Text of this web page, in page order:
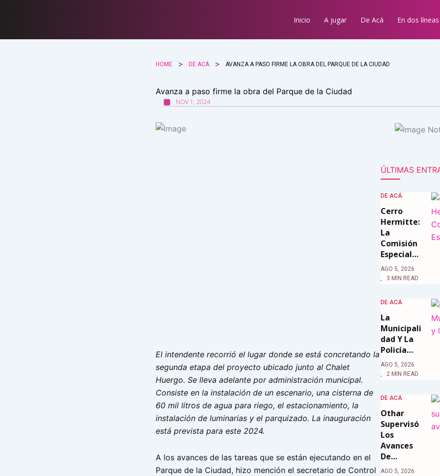
Inicio A jugar De Acá En dos líneas
HOME DE ACÁ AVANZA A PASO FIRME LA OBRA DEL PARQUE DE LA CIUDAD
Avanza a paso firme la obra del Parque de la Ciudad
NOV 1, 2024
El intendente recorrió el lugar donde se está concretando la
segunda etapa del proyecto ubicado junto al Chalet
Huergo. Se lleva adelante por administración municipal.
Consiste en la instalación de un escenario, una cisterna de
60 mil litros de agua para riego, el estacionamiento, la
instalación de luminarias y el parquizado. La inauguración
está prevista para este 2024.
A los avances de las tareas que se están ejecutando en el
Parque de la Ciudad, hizo mención el secretario de Control
ÚLTIMAS
DE ACÁ
Cerro
Hermitte:
La
Comisión
Especial…
AGO 5, 2026
3 MIN READ
DE ACÁ
La
Municipali
Dad Y La
Policía…
AGO 5, 2026
2 MIN READ
DE ACÁ
Othar
Supervisó
Los
Avances
De…
AGO 5, 2026